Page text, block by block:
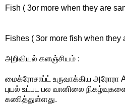
Fish ( 3or more when they are
Fishes ( 3or more fish when they
அறிவியல் களஞ்சியம் :
மைக்ரோசாப்ட் உருவாக்கிய அரோரா
புயல் உட்பட பல வானிலை
கணித்துள்ளது.